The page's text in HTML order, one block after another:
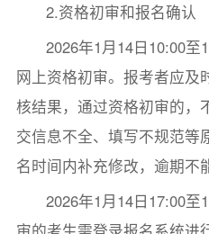
2.资格初审和报名确认
2026年1月14日10:00
网上资格初审。报考者应及
核结果，通过资格初审的，
交信息不全、填写不规范等
名时间内补充修改，逾期不
2026年1月14日17:00